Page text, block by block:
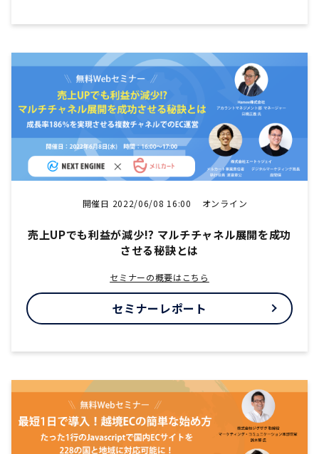
開催日 2022/06/08 16:00 オンライン
売上UPでも利益が減少!? マルチチャネル展開を成功
させる秘訣とは
セミナーの概要はこちら
セミナーレポート